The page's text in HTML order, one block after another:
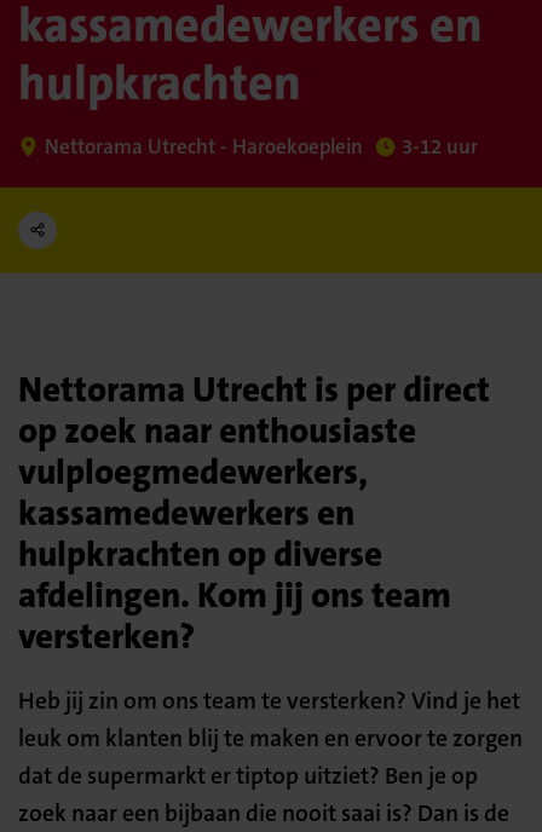
kassamedewerkers en
hulpkrachten
Nettorama Utrecht - Haroekoeplein 3-12 uur
Nettorama Utrecht is per direct
op zoek naar enthousiaste
vulploegmedewerkers,
kassamedewerkers en
hulpkrachten op diverse
afdelingen. Kom jij ons team
versterken?
Heb jij zin om ons team te versterken? Vind je het
leuk om klanten blij te maken en ervoor te zorgen
dat de supermarkt er tiptop uitziet? Ben je op
zoek naar een bijbaan die nooit saai is? Dan is de